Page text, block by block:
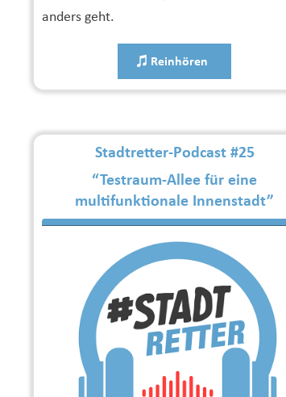
anders geht.
Reinhören
Stadtretter-Podcast #25
“Testraum-Allee für eine
multifunktionale Innenstadt”